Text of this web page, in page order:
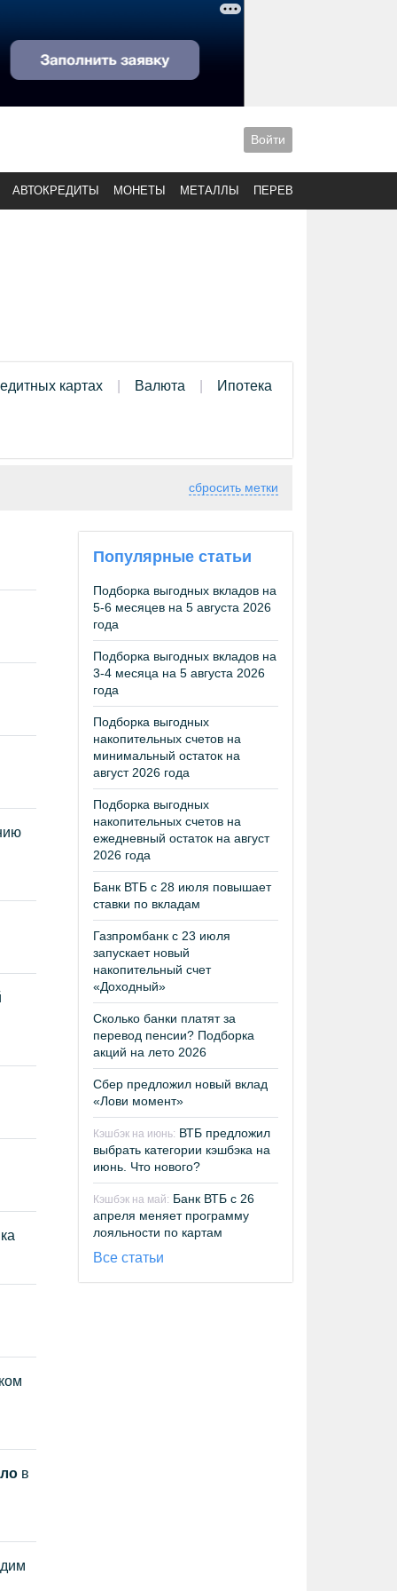
Войти
АВТОКРЕДИТЫ МОНЕТЫ МЕТАЛЛЫ ПЕРЕВОДЫ
картах Валюта Ипотека
сбросить метки
в
Популярные статьи
Подборка выгодных вкладов на
5-6 месяцев на 5 августа 2026
года
Подборка выгодных вкладов на
3-4 месяца на 5 августа 2026
года
Подборка выгодных
накопительных счетов на
минимальный остаток на
август 2026 года
Подборка выгодных
накопительных счетов на
ежедневный остаток на август
2026 года
Банк ВТБ с 28 июля повышает
ставки по вкладам
Газпромбанк с 23 июля
запускает новый
накопительный счет
«Доходный»
Сколько банки платят за
перевод пенсии? Подборка
акций на лето 2026
Сбер предложил новый вклад
«Лови момент»
Кэшбэк на июнь: ВТБ предложил
выбрать категории кэшбэка на
июнь. Что нового?
Кэшбэк на май: Банк ВТБ с 26
апреля меняет программу
лояльности по картам
Все статьи